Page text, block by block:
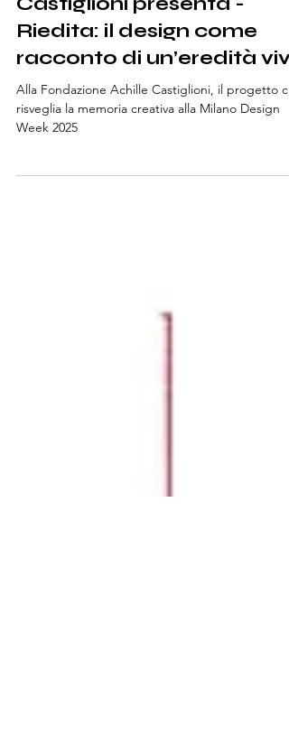
Design
Fondazione Achille
Castiglioni presenta -
Riedita: il design come
racconto di un’eredità
risveglia la memoria creativa alla Milano Design